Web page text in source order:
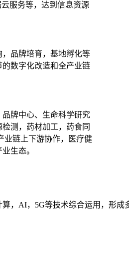
服务等，达到信息资源
品牌培育，基地孵化等
数字化改造和全产业链
牌中心、生命科学研究
测，药材加工，药食同
业链上下游协作，医疗健
生态。
，AI，5G等技术综合运用，形